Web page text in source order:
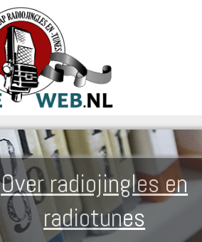
Over radiojingles en
radiotunes